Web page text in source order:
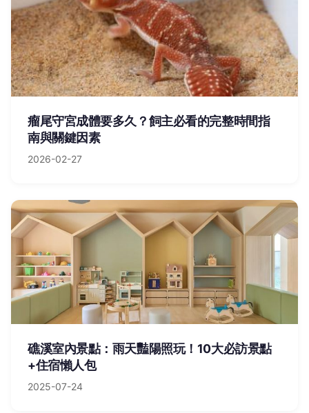
瘤尾守宮成體要多久？飼主必看的完整時間指
南與關鍵因素
2026-02-27
礁溪室內景點：雨天豔陽照玩！10大必訪景點
+住宿懶人包
2025-07-24